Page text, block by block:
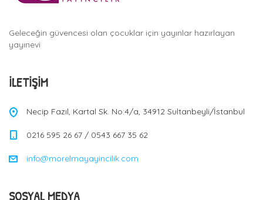
Geleceğin güvencesi olan çocuklar için yayınlar hazırlayan
yayınevi
İLETIŞIM
Necip Fazıl, Kartal Sk. No:4/a, 34912 Sultanbeyli/İstanbul
0216 595 26 67 / 0543 667 35 62
info@morelmayayincilik.com
SOSYAL MEDYA